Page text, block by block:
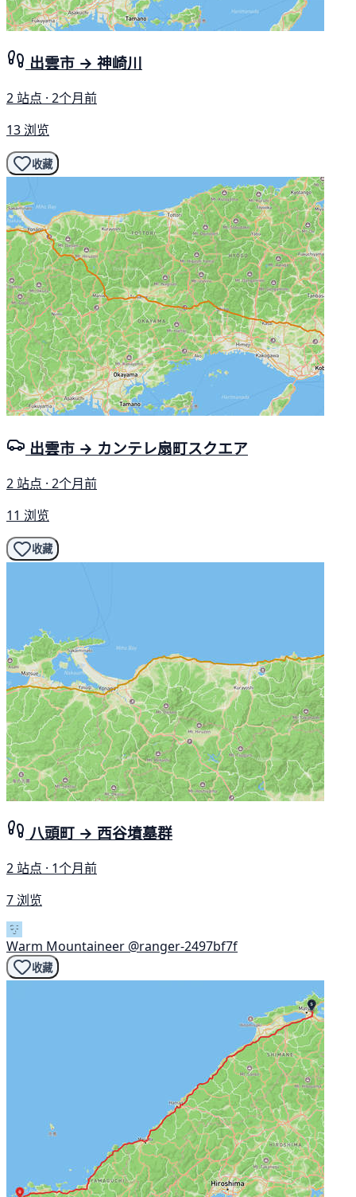
出雲市 → 神崎川
2 站点 · 2个月前
13 浏览
收藏
出雲市 → カンテレ扇町スクエア
2 站点 · 2个月前
11 浏览
收藏
八頭町 → 西谷墳墓群
2 站点 · 1个月前
7 浏览
Warm Mountaineer @ranger-2497bf7f
收藏